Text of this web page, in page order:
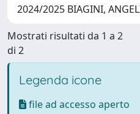
2024/2025 BIAGINI,
Mostrati risultati da 1 a 2
di 2
Legenda icone
file ad accesso aperto